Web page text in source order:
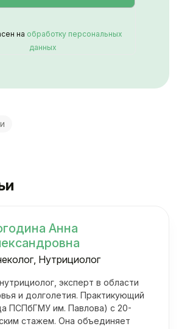
на обработку персональных
данных
Анна
Нутрициолог
эксперт в области
и долголетия. Практикующий
ПСПбГМУ им. Павлова) с 20-
стажем. Она объединяет